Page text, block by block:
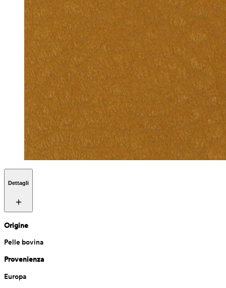
Dettagli
Origine
Pelle bovina
Provenienza
Europa